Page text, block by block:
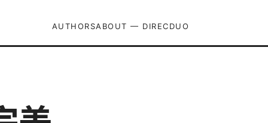
AUTHORSABOUT — DIRECDUO